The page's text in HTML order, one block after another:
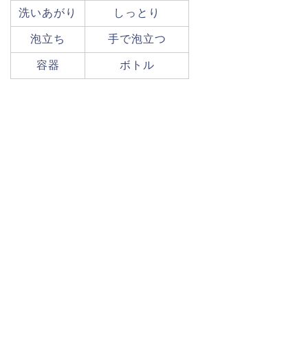
洗いあがり しっとり
泡立ち 手で泡立つ
容器 ボトル